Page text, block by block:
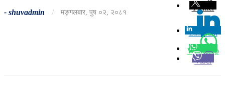
- shuvadmin / मङ्गलबार, पुष ०२, २०८१
Twitter
Linkedin
0
Whatsapp
Viber